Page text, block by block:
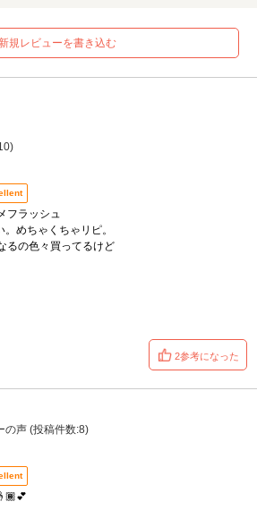
新規レビューを書き込む
フラッシュ
めちゃくちゃリピ。
るの色々買ってるけど
2参考になった
の声 (投稿件数:8)